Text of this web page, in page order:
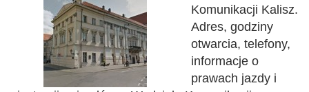
Komunikacji Kalisz.
Adres, godziny
otwarcia, telefony,
informacje o
prawach jazdy i